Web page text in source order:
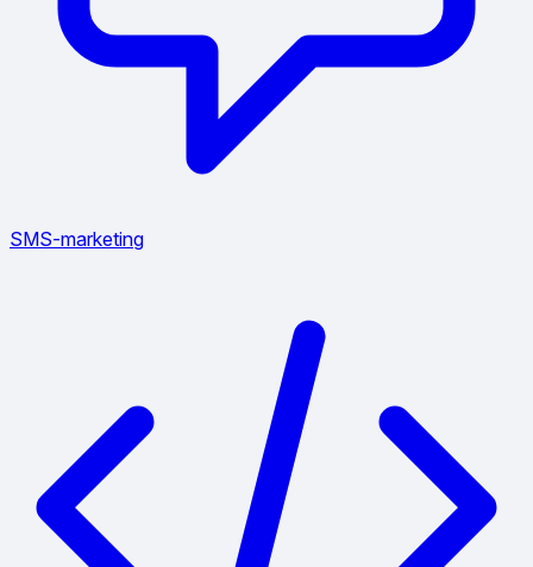
SMS-marketing